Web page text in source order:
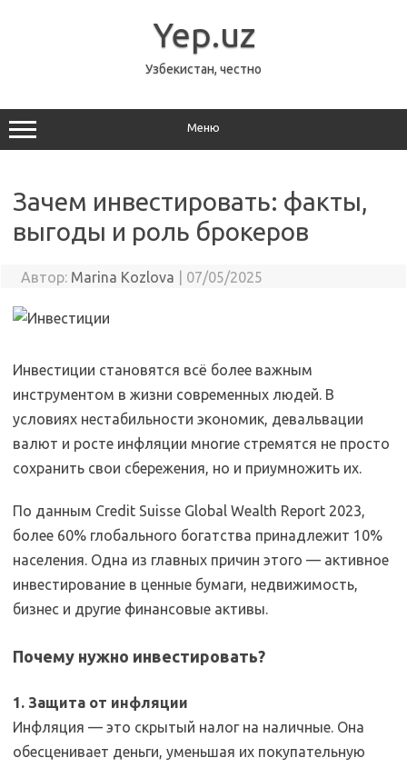
Yep.uz
Узбекистан, честно
Меню
Зачем инвестировать: факты,
выгоды и роль брокеров
Автор: Marina Kozlova 07/05/2025
Инвестиции становятся всё более важным
инструментом в жизни современных людей. В
условиях нестабильности экономик, девальвации
валют и росте инфляции многие стремятся не просто
сохранить свои сбережения, но и приумножить их.
По данным Credit Suisse Global Wealth Report 2023,
более 60% глобального богатства принадлежит 10%
населения. Одна из главных причин этого — активное
инвестирование в ценные бумаги, недвижимость,
бизнес и другие финансовые активы.
Почему нужно инвестировать?
1. Защита от инфляции
Инфляция — это скрытый налог на наличные. Она
обесценивает деньги, уменьшая их покупательную